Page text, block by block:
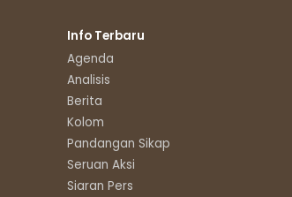
Info Terbaru
Agenda
Analisis
Berita
Kolom
Pandangan Sikap
Seruan Aksi
Siaran Pers